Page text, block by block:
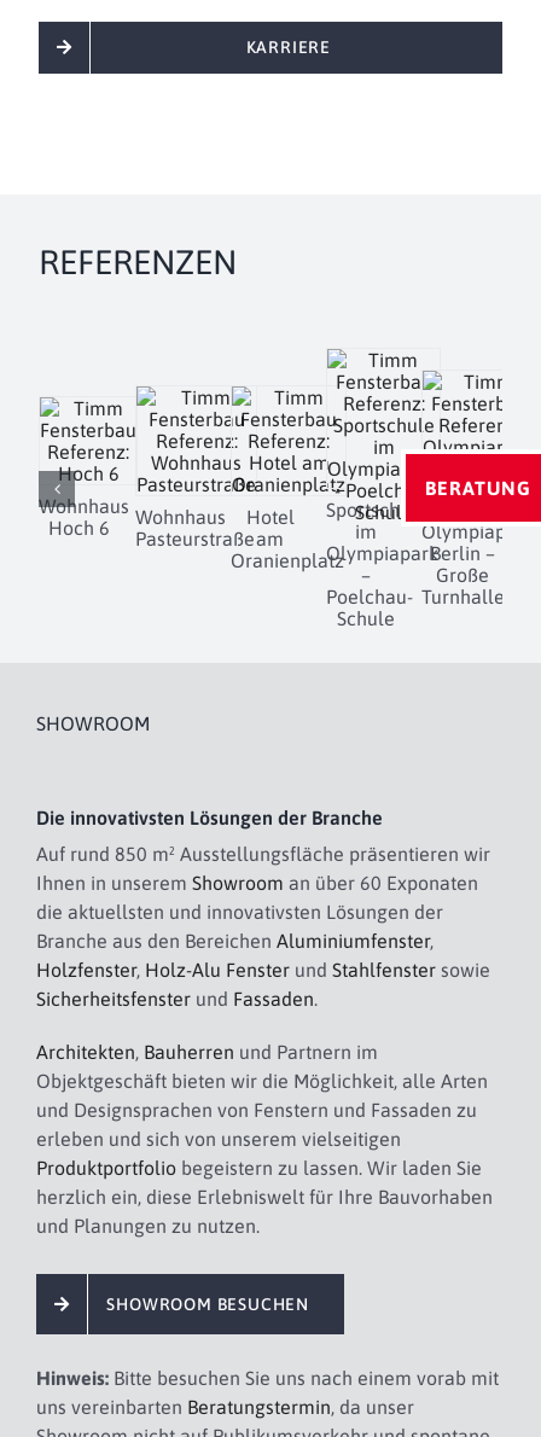
KARRIERE
REFERENZEN
Wohnhaus
Hoch 6
Wohnhaus
Pasteurstraße
Hotel
am
Oranienplatz
Sportschule
im
Olympiapark
–
Poelchau-
Schule
Olympiapark
Berlin –
Große
Turnhalle
SHOWROOM
Die innovativsten Lösungen der Branche
Auf rund 850 m² Ausstellungsfläche präsentieren wir
Ihnen in unserem Showroom an über 60 Exponaten
die aktuellsten und innovativsten Lösungen der
Branche aus den Bereichen Aluminiumfenster,
Holzfenster, Holz-Alu Fensterund Stahlfenstersowie
Sicherheitsfensterund Fassaden.
Architekten, Bauherren und Partnern im
Objektgeschäft bieten wir die Möglichkeit, alle Arten
und Designsprachen von Fenstern und Fassaden zu
erleben und sich von unserem vielseitigen
Produktportfoliobegeistern zu lassen. Wir laden Sie
herzlich ein, diese Erlebniswelt für Ihre Bauvorhaben
und Planungen zu nutzen.
SHOWROOM BESUCHEN
Hinweis:Bitte besuchen Sie uns nach einem vorab mit
uns vereinbarten Beratungstermin, da unser
BERATUNG